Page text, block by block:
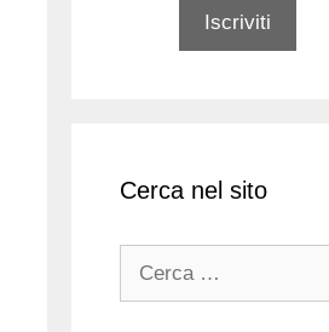
Cerca nel sito